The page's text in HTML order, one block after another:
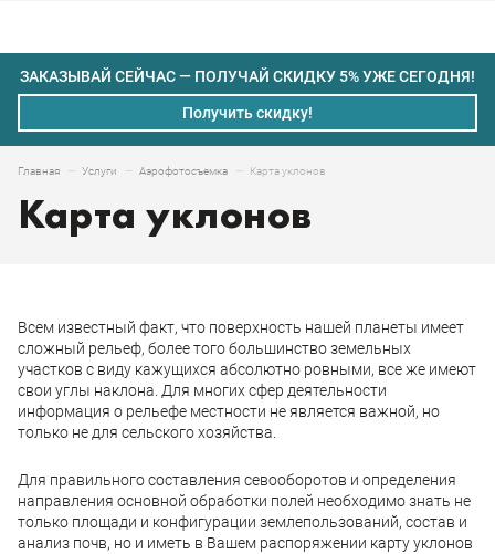
ЗАКАЗЫВАЙ СЕЙЧАС — ПОЛУЧАЙ СКИДКУ 5% УЖЕ СЕГОДНЯ!
Получить скидку!
Главная Услуги Аэрофотосъемка Карта уклонов
Карта уклонов
Всем известный факт, что поверхность нашей планеты имеет
сложный рельеф, более того большинство земельных
участков с виду кажущихся абсолютно ровными, все же имеют
свои углы наклона. Для многих сфер деятельности
информация о рельефе местности не является важной, но
только не для сельского хозяйства.
Для правильного составления севооборотов и определения
направления основной обработки полей необходимо знать не
только площади и конфигурации землепользований, состав и
анализ почв, но и иметь в Вашем распоряжении карту уклонов